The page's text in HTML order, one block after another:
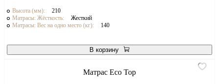
Высота (мм):
210
Матрасы: Жёсткость:
Жесткий
Матрасы: Вес на одно место (кг):
140
В корзину
Матрас Eco Top